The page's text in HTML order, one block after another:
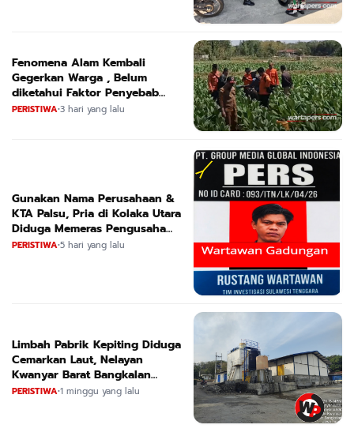
Fenomena Alam Kembali
Gegerkan Warga , Belum
diketahui Faktor Penyebab
Suara
PERISTIWA•3 hari yang lalu
Gunakan Nama Perusahaan &
KTA Palsu, Pria di Kolaka Utara
Diduga Memeras Pengusaha
Tambang dan Minyak
PERISTIWA•5 hari yang lalu
Limbah Pabrik Kepiting Diduga
Cemarkan Laut, Nelayan
Kwanyar Barat Bangkalan
Desak DLH Turun Tangan
PERISTIWA•1 minggu yang lalu